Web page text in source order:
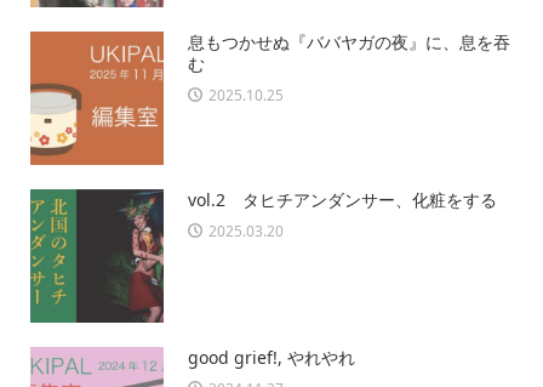
息もつかせぬ『ババヤガの夜』に、息を吞
む
2025.10.25
vol.2 タヒチアンダンサー、化粧をする
2025.03.20
good grief!, やれやれ